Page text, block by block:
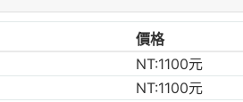
價格
NT:1100元
NT:1100元